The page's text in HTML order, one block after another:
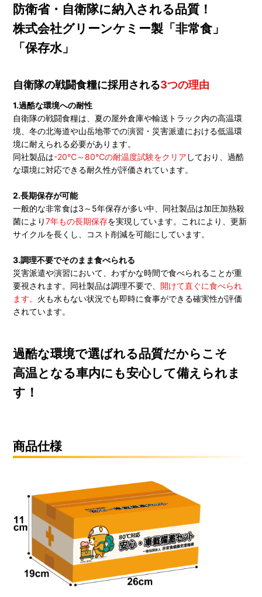
防衛省・自衛隊に納入される品質！
株式会社グリーンケミー製「非常食」
「保存水」
自衛隊の戦闘食糧に採用される3つの理由
1.過酷な環境への耐性
自衛隊の戦闘食糧は、夏の屋外倉庫や輸送トラック内の高温環
境、冬の北海道や山岳地帯での演習・災害派遣における低温環
境に耐えられる必要があります。
同社製品は-20℃～80℃の耐温度試験をクリア しており、過酷
な環境に対応できる耐久性が評価されています。
2.長期保存が可能
一般的な非常食は3～5年保存が多い中、同社製品は加圧加熱殺
菌により7年もの長期保存を実現しています。これにより、更新
サイクルを長くし、コスト削減を可能にしています。
3.調理不要でそのまま食べられる
災害派遣や演習において、わずかな時間で食べられることが重
要視されます。同社製品は調理不要で、開けて直ぐに食べられ
ます。 火も水もない状況でも即時に食事ができる確実性が評価
されています。
過酷な環境で選ばれる品質だからこそ
高温となる車内にも安心して備えられま
す！
商品仕様